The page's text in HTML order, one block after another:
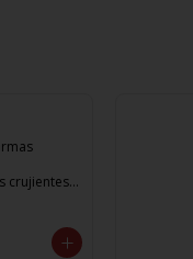
crujientes
no